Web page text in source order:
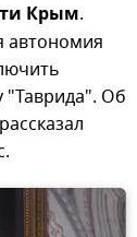
Крым.
автономия
"Таврида". Об